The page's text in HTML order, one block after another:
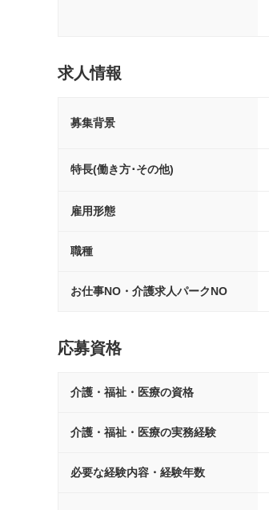
求人情報
募集背景
特長(働き方･その他)
雇用形態
職種
お仕事NO・介護求人パークNO
応募資格
介護・福祉・医療の資格
介護・福祉・医療の実務経験
必要な経験内容・経験年数